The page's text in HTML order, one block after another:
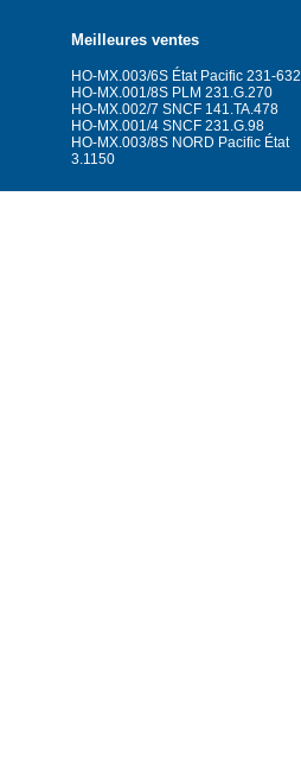
Meilleures ventes
HO-MX.003/6S État Pacific 231-632
HO-MX.001/8S PLM 231.G.270
HO-MX.002/7 SNCF 141.TA.478
HO-MX.001/4 SNCF 231.G.98
HO-MX.003/8S NORD Pacific État
3.1150